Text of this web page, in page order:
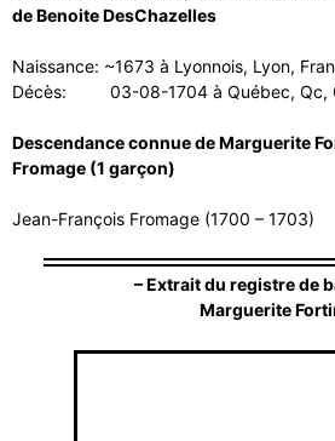
de Benoite DesChazelles
Naissance: ~1673 à Lyonnois, Lyon,
Décès: 03-08-1704 à Québec, Qc,
Descendance connue de Marguerite
Fromage (1 garçon)
Jean-François Fromage (1700 – 1703)
– Extrait du registre de
Marguerite